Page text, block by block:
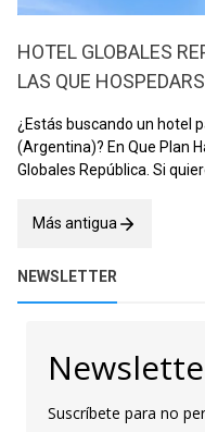
HOTEL GLOBALES
LAS QUE
¿Estás buscando un hotel
(Argentina)? En Que Plan
Globales República. Si
Elab…
Más antigua
NEWSLETTER
Suscríbete para no